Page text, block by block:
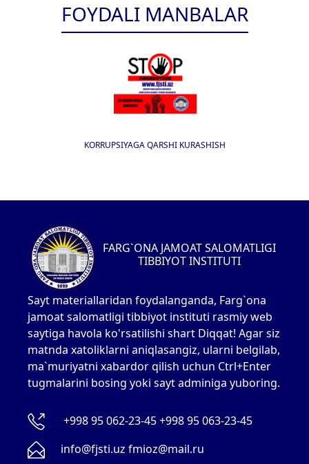
FOYDALI MANBALAR
KORRUPSIYAGA QARSHI KURASHISH
FARG`ONA JAMOAT SALOMATLIGI
TIBBIYOT INSTITUTI
Sayt materiallaridan foydalanganda, Farg`ona
jamoat salomatligi tibbiyot instituti rasmiy web
saytiga havola ko'rsatilishi shart Diqqat! Agar siz
matnda xatoliklarni aniqlasangiz, ularni belgilab,
ma`muriyatni xabardor qilish uchun Ctrl+Enter
tugmalarini bosing yoki sayt adminiga yuboring.
+998 95 062-23-45 +998 95 063-23-45
info@fjsti.uz fmioz@mail.ru